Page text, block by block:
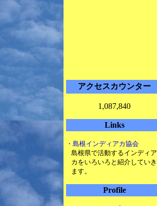
アクセスカウンター
1,087,840
Links
・島根インディアカ協会
島根県で活動するインディア
カをいろいろと紹介していき
ます。
Profile